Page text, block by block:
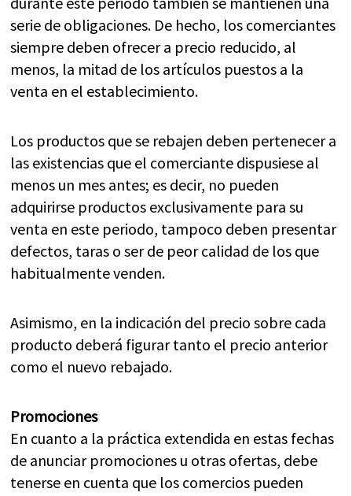
serie de obligaciones. De hecho, los comerciantes
siempre deben ofrecer a precio reducido, al
menos, la mitad de los artículos puestos a la
venta en el establecimiento.
Los productos que se rebajen deben pertenecer a
las existencias que el comerciante dispusiese al
menos un mes antes; es decir, no pueden
adquirirse productos exclusivamente para su
venta en este periodo, tampoco deben presentar
defectos, taras o ser de peor calidad de los que
habitualmente venden.
Asimismo, en la indicación del precio sobre cada
producto deberá figurar tanto el precio anterior
como el nuevo rebajado.
Promociones
En cuanto a la práctica extendida en estas fechas
de anunciar promociones u otras ofertas, debe
tenerse en cuenta que los comercios pueden